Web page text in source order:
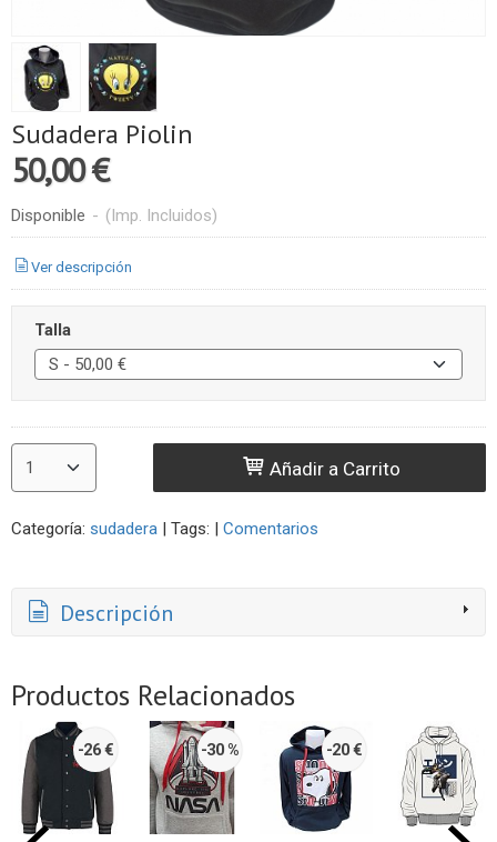
Sudadera Piolin
50,00 €
Disponible - (Imp. Incluidos)
Ver descripción
Talla
Añadir a Carrito
Categoría: sudadera | Tags: | Comentarios
Descripción
Productos Relacionados
-26 € -30 % -20 €